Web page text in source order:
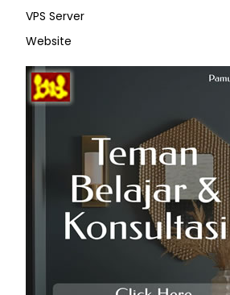
VPS Server
Website